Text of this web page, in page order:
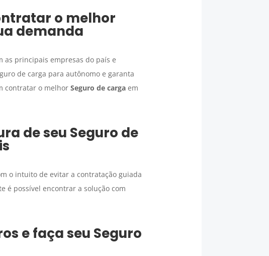
o melhor
demanda
as principais empresas do país e
de carga para autônomo e garanta
contratar o melhor Seguro de cargaem
de seu Seguro de
o intuito de evitar a contratação guiada
é possível encontrar a solução com
e faça seu Seguro